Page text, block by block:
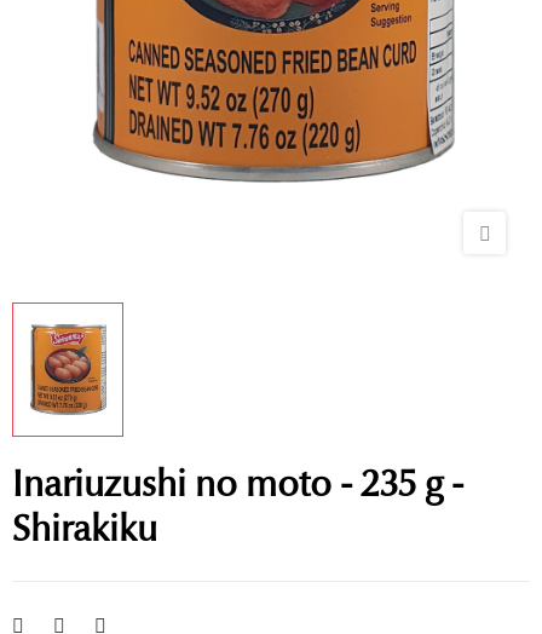
Inariuzushi no moto - 235 g -
Shirakiku